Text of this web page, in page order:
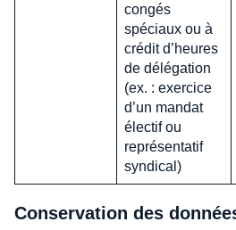
congés
spéciaux ou à
crédit d’heures
de délégation
(ex. : exercice
d’un mandat
électif ou
représentatif
syndical)
Conservation des